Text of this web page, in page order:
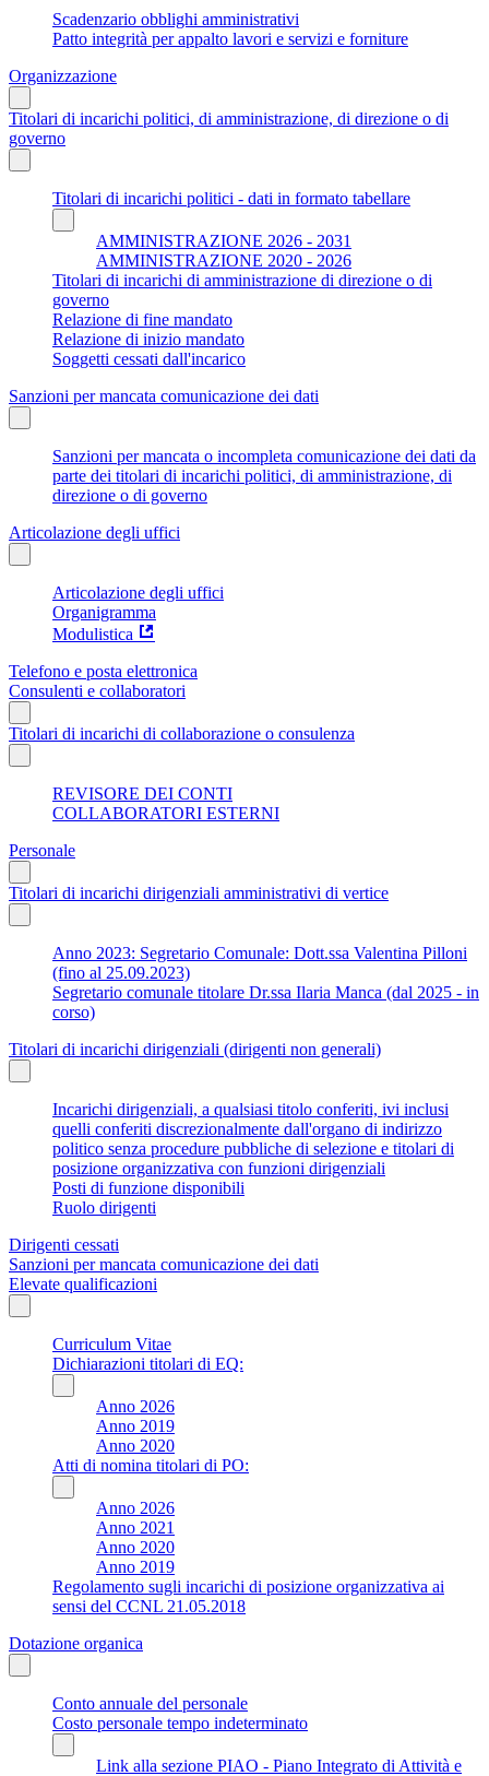
Scadenzario obblighi amministrativi
Patto integrità per appalto lavori e servizi e forniture
Organizzazione
Titolari di incarichi politici, di amministrazione, di direzione o di
governo
Titolari di incarichi politici - dati in formato tabellare
AMMINISTRAZIONE 2026 - 2031
AMMINISTRAZIONE 2020 - 2026
Titolari di incarichi di amministrazione di direzione o di
governo
Relazione di fine mandato
Relazione di inizio mandato
Soggetti cessati dall'incarico
Sanzioni per mancata comunicazione dei dati
Sanzioni per mancata o incompleta comunicazione dei dati da
parte dei titolari di incarichi politici, di amministrazione, di
direzione o di governo
Articolazione degli uffici
Articolazione degli uffici
Organigramma
Modulistica
Telefono e posta elettronica
Consulenti e collaboratori
Titolari di incarichi di collaborazione o consulenza
REVISORE DEI CONTI
COLLABORATORI ESTERNI
Personale
Titolari di incarichi dirigenziali amministrativi di vertice
Anno 2023: Segretario Comunale: Dott.ssa Valentina Pilloni
(fino al 25.09.2023)
Segretario comunale titolare Dr.ssa Ilaria Manca (dal 2025 - in
corso)
Titolari di incarichi dirigenziali (dirigenti non generali)
Incarichi dirigenziali, a qualsiasi titolo conferiti, ivi inclusi
quelli conferiti discrezionalmente dall'organo di indirizzo
politico senza procedure pubbliche di selezione e titolari di
posizione organizzativa con funzioni dirigenziali
Posti di funzione disponibili
Ruolo dirigenti
Dirigenti cessati
Sanzioni per mancata comunicazione dei dati
Elevate qualificazioni
Curriculum Vitae
Dichiarazioni titolari di EQ:
Anno 2026
Anno 2019
Anno 2020
Atti di nomina titolari di PO:
Anno 2026
Anno 2021
Anno 2020
Anno 2019
Regolamento sugli incarichi di posizione organizzativa ai
sensi del CCNL 21.05.2018
Dotazione organica
Conto annuale del personale
Costo personale tempo indeterminato
Link alla sezione PIAO - Piano Integrato di Attività e